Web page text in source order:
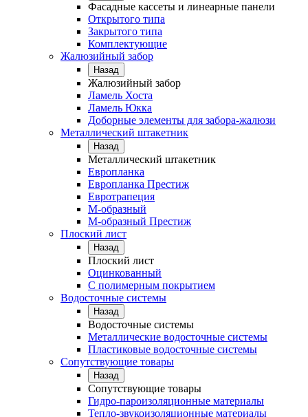
Фасадные кассеты и линеарные панели
Открытого типа
Закрытого типа
Комплектующие
Жалюзийный забор
Назад
Жалюзийный забор
Ламель Хоста
Ламель Юкка
Доборные элементы для забора-жалюзи
Металлический штакетник
Назад
Металлический штакетник
Европланка
Европланка Престиж
Евротрапеция
М-образный
М-образный Престиж
Плоский лист
Назад
Плоский лист
Оцинкованный
С полимерным покрытием
Водосточные системы
Назад
Водосточные системы
Металлические водосточные системы
Пластиковые водосточные системы
Сопутствующие товары
Назад
Сопутствующие товары
Гидро-пароизоляционные материалы
Тепло-звукоизоляционные материалы